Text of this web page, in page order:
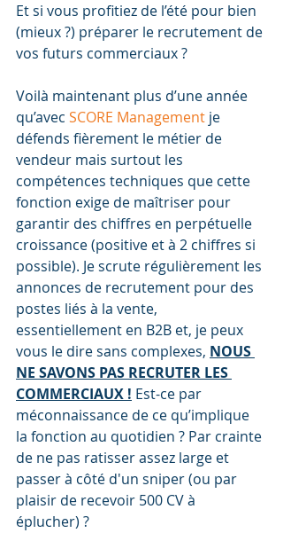
Et si vous profitiez de l’été pour bien
(mieux ?) préparer le recrutement de
vos futurs commerciaux ?
Voilà maintenant plus d’une année
qu’avec SCORE Management je
défends fièrement le métier de
vendeur mais surtout les
compétences techniques que cette
fonction exige de maîtriser pour
garantir des chiffres en perpétuelle
croissance (positive et à 2 chiffres si
possible). Je scrute régulièrement les
annonces de recrutement pour des
postes liés à la vente,
essentiellement en B2B et, je peux
vous le dire sans complexes, NOUS
NE SAVONS PAS RECRUTER LES
COMMERCIAUX ! Est-ce par
méconnaissance de ce qu’implique
la fonction au quotidien ? Par crainte
de ne pas ratisser assez large et
passer à côté d'un sniper (ou par
plaisir de recevoir 500 CV à
éplucher) ?